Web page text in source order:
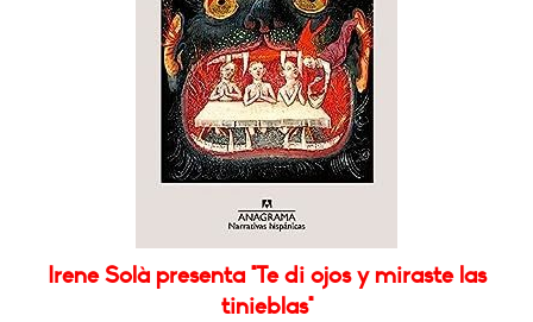
Irene Solà presenta "Te di ojos y miraste las
tinieblas"